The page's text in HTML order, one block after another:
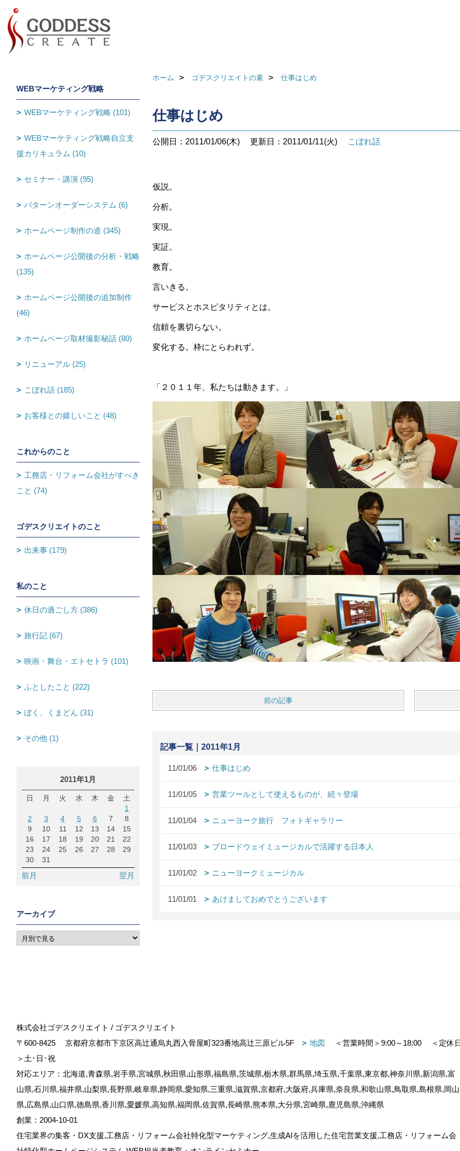
ホーム ゴデスクリエイトの素 仕事はじめ
仕事はじめ
公開日：2011/01/06(木) 更新日：2011/01/11(火) こぼれ話
仮説。
分析。
実現。
実証。
教育。
言いきる。
サービスとホスピタリティとは。
信頼を裏切らない。
変化する。枠にとらわれず。
「２０１１年、私たちは動きます。」
前の記事
記事一覧｜2011年1月
11/01/06 仕事はじめ
11/01/05 営業ツールとして使えるものが、続々登場
11/01/04 ニューヨーク旅行 フォトギャラリー
11/01/03 ブロードウェイミュージカルで活躍する日本人
11/01/02 ニューヨークミュージカル
11/01/01 あけましておめでとうございます
WEBマーケティング戦略
WEBマーケティング戦略 (101)
WEBマーケティング戦略自立支
援カリキュラム (10)
セミナー・講演 (95)
パターンオーダーシステム (6)
ホームページ制作の道 (345)
ホームページ公開後の分析・戦略
(135)
ホームページ公開後の追加制作
(46)
ホームページ取材撮影秘話 (80)
リニューアル (25)
こぼれ話 (185)
お客様との嬉しいこと (48)
これからのこと
工務店・リフォーム会社がすべき
こと (74)
ゴデスクリエイトのこと
出来事 (179)
私のこと
休日の過ごし方 (386)
旅行記 (67)
映画・舞台・エトセトラ (101)
ふとしたこと (222)
ぼく、くまどん (31)
その他 (1)
2011年1月
日 月 火 水 木 金
土
1
2
3 4 5 6 7
8
9
10 11 12 13 14
15
16
17 18 19 20 21
22
23
24 25 26 27 28
29
30
31
前月 翌月
アーカイブ
株式会社ゴデスクリエイト / ゴデスクリエイト
〒600-8425
京都府京都市下京区高辻通烏丸西入骨屋町323番地高辻三原ビル5F 地図 ＜営業時間＞9:00～18:00
＜定休
＞土･日･祝
対応エリア：北海道,青森県,岩手県,宮城県,秋田県,山形県,福島県,茨城県,栃木県,群馬県,埼玉県,千葉県,東京都,神奈川県,新潟県,富
山県,石川県,福井県,山梨県,長野県,岐阜県,静岡県,愛知県,三重県,滋賀県,京都府,大阪府,兵庫県,奈良県,和歌山県,鳥取県,島根県,岡山
県,広島県,山口県,徳島県,香川県,愛媛県,高知県,福岡県,佐賀県,長崎県,熊本県,大分県,宮崎県,鹿児島県,沖縄県
創業：2004-10-01
住宅業界の集客・DX支援,工務店・リフォーム会社特化型マーケティング,生成AIを活用した住宅営業支援,工務店・リフォーム会